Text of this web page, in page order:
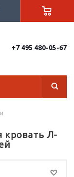
+7 495 480-05-67
кровать Л-